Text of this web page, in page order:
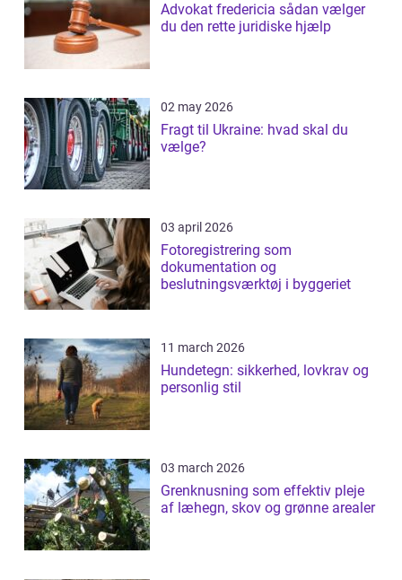
Advokat fredericia sådan vælger
du den rette juridiske hjælp
02 may 2026
Fragt til Ukraine: hvad skal du
vælge?
03 april 2026
Fotoregistrering som
dokumentation og
beslutningsværktøj i byggeriet
11 march 2026
Hundetegn: sikkerhed, lovkrav og
personlig stil
03 march 2026
Grenknusning som effektiv pleje
af læhegn, skov og grønne arealer